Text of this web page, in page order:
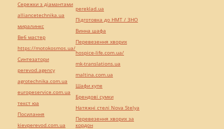
Сережки з діамантами
alliancetechnika.ua
миралинкс
Веб мастер
https://motokosmos.ua/
Синтезатори
perevod.agency
agrotechnika.com.ua
europeservice.com.ua
текст юа
Посилання
kievperevod.com.ua
pereklad.ua
Підготовка до НМТ / ЗНО
Винна шафа
Перевезення хворих
hospice-life.com.ua/
mk-translations.ua
maltina.com.ua
Шафи купе
Брендові сумки
Натяжні стелі Nova Stelya
Перевезення хворих за
кордон